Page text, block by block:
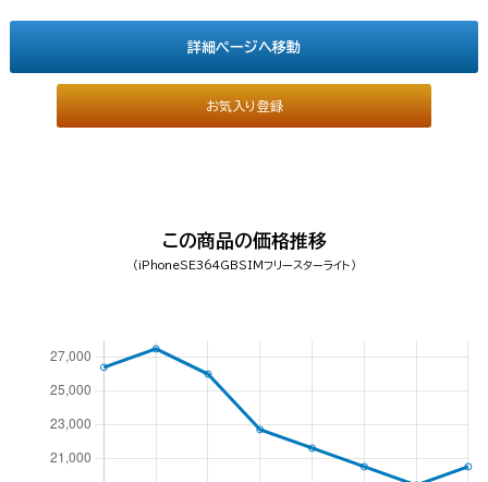
詳細ページへ移動
お気入り登録
この商品の価格推移
（iPhoneSE364GBSIMフリースターライト）